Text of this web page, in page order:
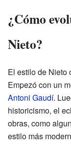
¿Cómo
Nieto?
El estilo de Nieto
Empezó con un
Antoni Gaudí.
historicismo, el
obras, como
estilo más